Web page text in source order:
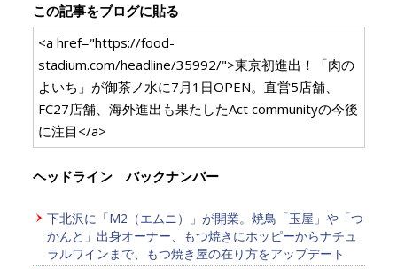
この記事をブログに貼る
<a href="https://food-
stadium.com/headline/35992/">東京初進出！「肉の
よいち」が御茶ノ水に7月1日OPEN。直営5店舗、
FC27店舗、海外進出も果たしたAct communityの今後
に注目</a>
ヘッドライン バックナンバー
下北沢に「M2（エムニ）」が開業。焼鳥「玉屋」や「つ
かんと」出身オーナー、もつ焼きにホッピーからナチュ
ラルワインまで、もつ焼き屋の在り方をアップデート